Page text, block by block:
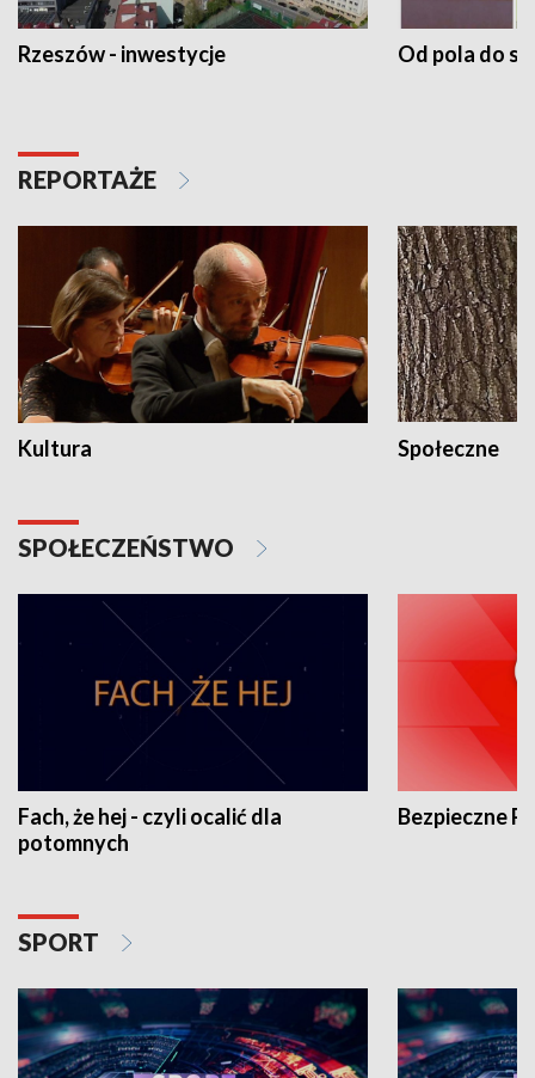
Rzeszów - inwestycje Od pola do
REPORTAŻE
Kultura Społeczne
SPOŁECZEŃSTWO
Fach, że hej - czyli ocalić dla
potomnych
Bezpieczne
SPORT